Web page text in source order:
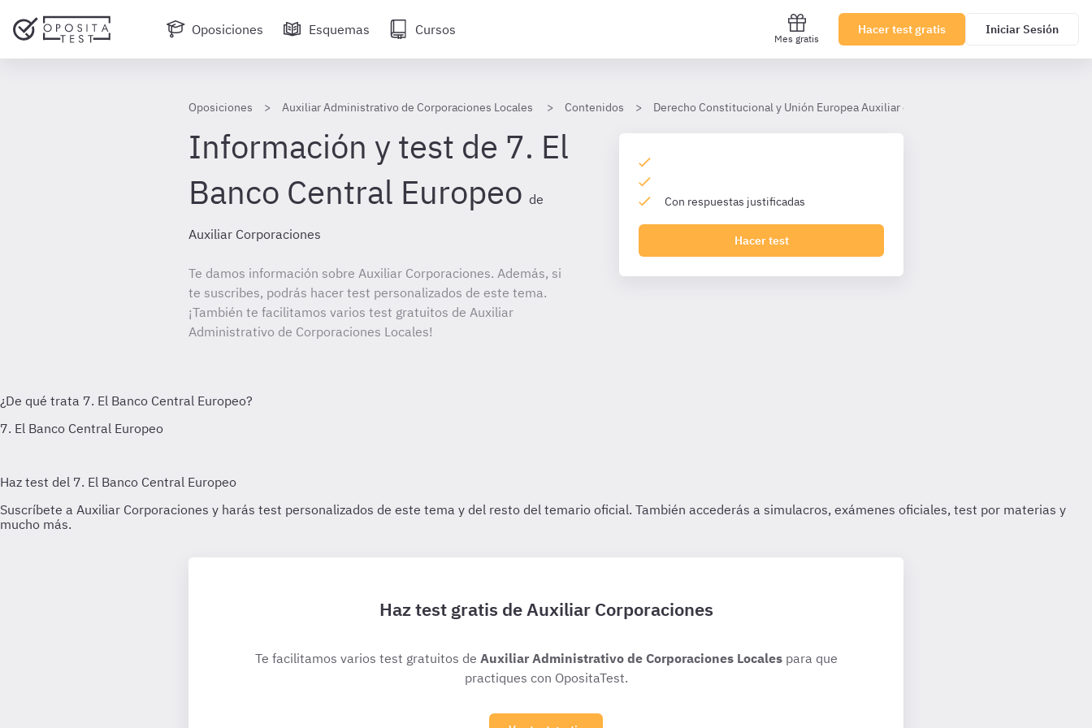
Oposiciones Esquemas Cursos
Mes gratis
Hacer test gratis Iniciar Sesión
Oposiciones Auxiliar Administrativo de Corporaciones Locales Contenidos Derecho Constitucional y Unión Europea Auxiliar corporaciones
Información y test de 7. El
Banco Central Europeo de
Auxiliar Corporaciones
Te damos información sobre Auxiliar Corporaciones. Además, si
te suscribes, podrás hacer test personalizados de este tema.
¡También te facilitamos varios test gratuitos de Auxiliar
Administrativo de Corporaciones Locales!
Con respuestas justificadas
Hacer test
Haz test gratis de Auxiliar Corporaciones
Te facilitamos varios test gratuitos de Auxiliar Administrativo de Corporaciones Localespara que
practiques con OpositaTest.